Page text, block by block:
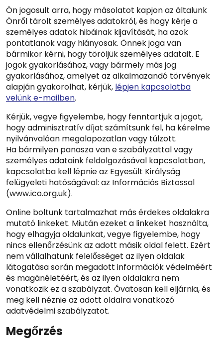
Ön jogosult arra, hogy másolatot kapjon az általunk
Önről tárolt személyes adatokról, és hogy kérje a
személyes adatok hibáinak kijavítását, ha azok
pontatlanok vagy hiányosak. Önnek joga van
bármikor kérni, hogy töröljük személyes adatait. E
jogok gyakorlásához, vagy bármely más jog
gyakorlásához, amelyet az alkalmazandó törvények
alapján gyakorolhat, kérjük, lépjen kapcsolatba
velünk e-mailben.
Kérjük, vegye figyelembe, hogy fenntartjuk a jogot,
hogy adminisztratív díjat számítsunk fel, ha kérelme
nyilvánvalóan megalapozatlan vagy túlzott.
Ha bármilyen panasza van e szabályzattal vagy
személyes adataink feldolgozásával kapcsolatban,
kapcsolatba kell lépnie az Egyesült Királyság
felügyeleti hatóságával: az Információs Biztossal
(www.ico.org.uk).
Online boltunk tartalmazhat más érdekes oldalakra
mutató linkeket. Miután ezeket a linkeket használta,
hogy elhagyja oldalunkat, vegye figyelembe, hogy
nincs ellenőrzésünk az adott másik oldal felett. Ezért
nem vállalhatunk felelősséget az ilyen oldalak
látogatása során megadott információk védelméért
és magánéletéért, és az ilyen oldalakra nem
vonatkozik ez a szabályzat. Óvatosan kell eljárnia, és
meg kell néznie az adott oldalra vonatkozó
adatvédelmi szabályzatot.
Megőrzés